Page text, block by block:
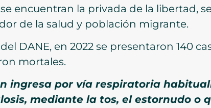
encuentran la privada de la libertad,
de la salud y población migrante.
DANE, en 2022 se presentaron 140
mortales.
ingresa por vía respiratoria
mediante la tos, el estornudo o